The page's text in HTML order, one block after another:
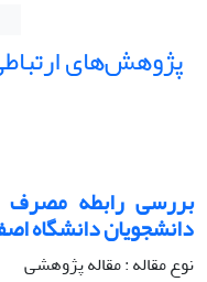
پژوهش‌های
بررسی رابطه
دانشجویان دانشگاه
نوع مقاله : مقاله پژوهشی